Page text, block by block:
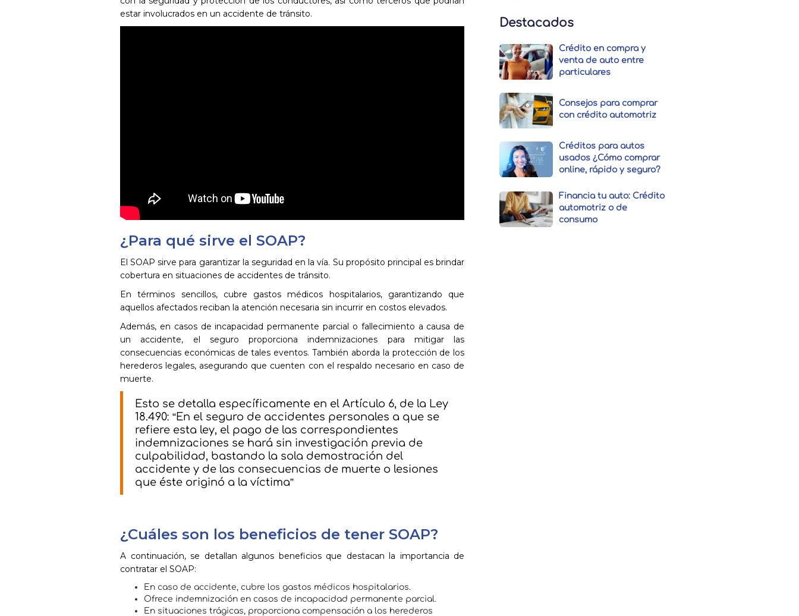
estar involucrados en un accidente de tránsito.
¿Para qué sirve el SOAP?
El SOAP sirve para garantizar la seguridad en la vía. Su propósito principal es brindar
cobertura en situaciones de accidentes de tránsito.
En términos sencillos, cubre gastos médicos hospitalarios, garantizando que
aquellos afectados reciban la atención necesaria sin incurrir en costos elevados.
Además, en casos de incapacidad permanente parcial o fallecimiento a causa de
un accidente, el seguro proporciona indemnizaciones para mitigar las
consecuencias económicas de tales eventos. También aborda la protección de los
herederos legales, asegurando que cuenten con el respaldo necesario en caso de
muerte.
Esto se detalla específicamente en el Artículo 6, de la Ley
18.490: “En el seguro de accidentes personales a que se
refiere esta ley, el pago de las correspondientes
indemnizaciones se hará sin investigación previa de
culpabilidad, bastando la sola demostración del
accidente y de las consecuencias de muerte o lesiones
que éste originó a la víctima”
¿Cuáles son los beneficios de tener SOAP?
A continuación, se detallan algunos beneficios que destacan la importancia de
contratar el SOAP:
En caso de accidente, cubre los gastos médicos hospitalarios.
Ofrece indemnización en casos de incapacidad permanente parcial.
En situaciones trágicas, proporciona compensación a los herederos
Destacados
Crédito en compra y
venta de auto entre
particulares
Consejos para comprar
con crédito automotriz
Créditos para autos
usados ¿Cómo comprar
online, rápido y seguro?
Financia tu auto: Crédito
automotriz o de
consumo